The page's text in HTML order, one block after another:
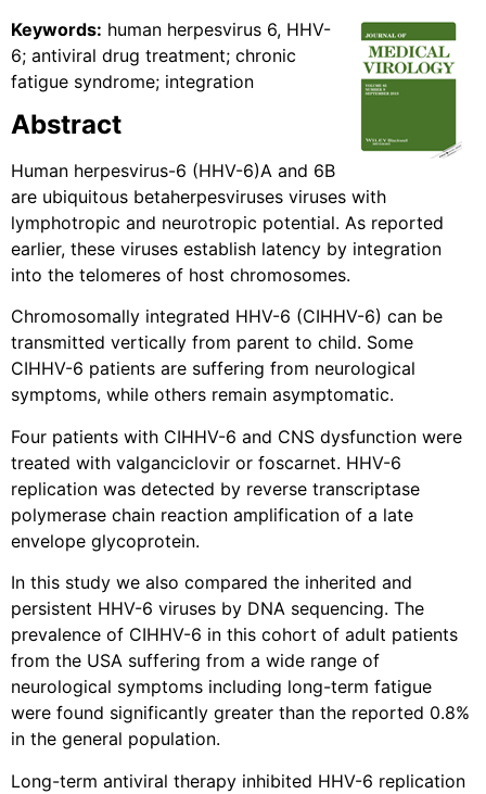
Keywords: human herpesvirus 6, HHV-
6; antiviral drug treatment; chronic
fatigue syndrome; integration
Abstract
Human herpesvirus-6 (HHV-6)A and 6B
are ubiquitous betaherpesviruses viruses with
lymphotropic and neurotropic potential. As reported
earlier, these viruses establish latency by integration
into the telomeres of host chromosomes.
Chromosomally integrated HHV-6 (CIHHV-6) can be
transmitted vertically from parent to child. Some
CIHHV-6 patients are suffering from neurological
symptoms, while others remain asymptomatic.
Four patients with CIHHV-6 and CNS dysfunction were
treated with valganciclovir or foscarnet. HHV-6
replication was detected by reverse transcriptase
polymerase chain reaction amplification of a late
envelope glycoprotein.
In this study we also compared the inherited and
persistent HHV-6 viruses by DNA sequencing. The
prevalence of CIHHV-6 in this cohort of adult patients
from the USA suffering from a wide range of
neurological symptoms including long-term fatigue
were found significantly greater than the reported 0.8%
in the general population.
Long-term antiviral therapy inhibited HHV-6 replication